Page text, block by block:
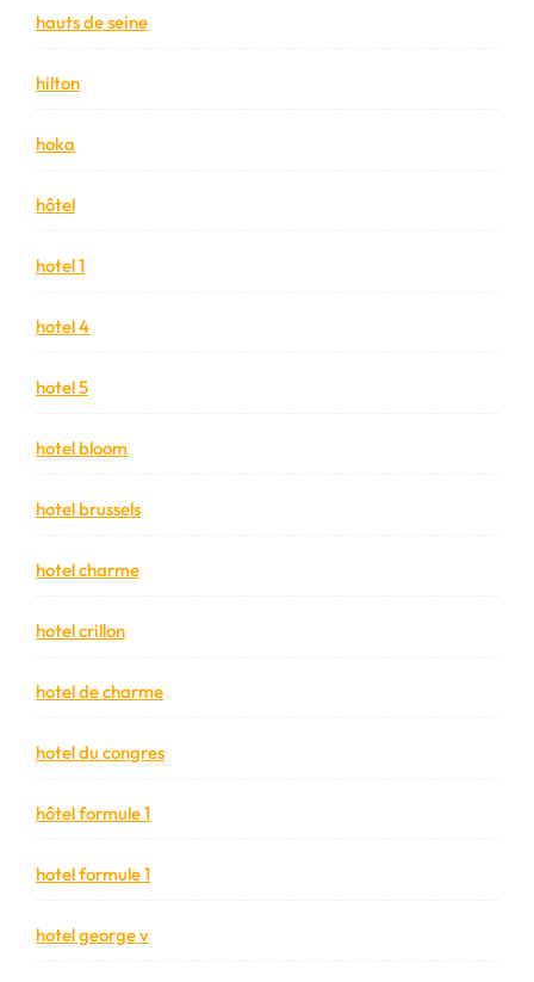
hauts de seine
hilton
hoka
hôtel
hotel 1
hotel 4
hotel 5
hotel bloom
hotel brussels
hotel charme
hotel crillon
hotel de charme
hotel du congres
hôtel formule 1
hotel formule 1
hotel george v